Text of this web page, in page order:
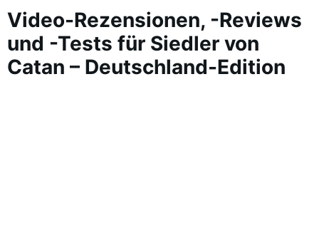
Video-Rezensionen, -Reviews
und -Tests für Siedler von
Catan – Deutschland-Edition